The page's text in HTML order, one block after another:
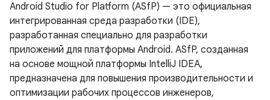
Android Studio for Platform (ASfP) — это официальная
интегрированная среда разработки (IDE),
разработанная специально для разработки
приложений для платформы Android. ASfP, созданная
на основе мощной платформы IntelliJ IDEA,
предназначена для повышения производительности и
оптимизации рабочих процессов инженеров,